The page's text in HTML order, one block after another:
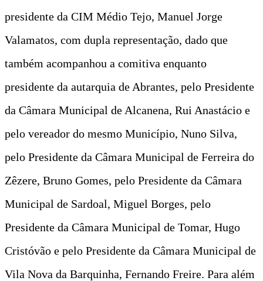
presidente da CIM Médio Tejo, Manuel Jorge
Valamatos, com dupla representação, dado que
também acompanhou a comitiva enquanto
presidente da autarquia de Abrantes, pelo Presidente
da Câmara Municipal de Alcanena, Rui Anastácio e
pelo vereador do mesmo Município, Nuno Silva,
pelo Presidente da Câmara Municipal de Ferreira do
Zêzere, Bruno Gomes, pelo Presidente da Câmara
Municipal de Sardoal, Miguel Borges, pelo
Presidente da Câmara Municipal de Tomar, Hugo
Cristóvão e pelo Presidente da Câmara Municipal de
Vila Nova da Barquinha, Fernando Freire. Para além